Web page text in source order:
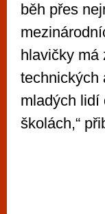
běh přes
hlavičky má
technických
mladých lidí
školách,“